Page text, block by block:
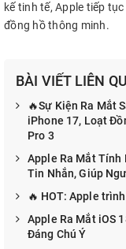
kế tinh tế, Apple tiếp
đồng hồ thông minh.
BÀI VIẾT LIÊN
🔥Sự Kiện Ra Mắt
iPhone 17, Loạt
Pro 3
Apple Ra Mắt Tính
Tin Nhắn, Giúp
🔥 HOT: Apple
Apple Ra Mắt iOS
Đáng Chú Ý